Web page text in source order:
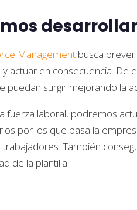
Management busca
actuar en consecuencia. De
puedan surgir mejorando la
fuerza laboral, podremos
por los que pasa la
También
de la plantilla.